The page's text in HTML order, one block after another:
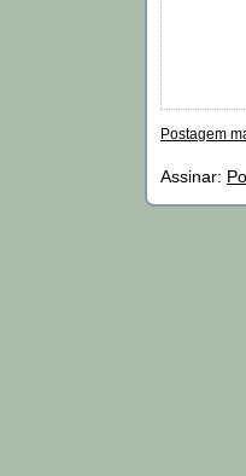
Postagem
Assinar: